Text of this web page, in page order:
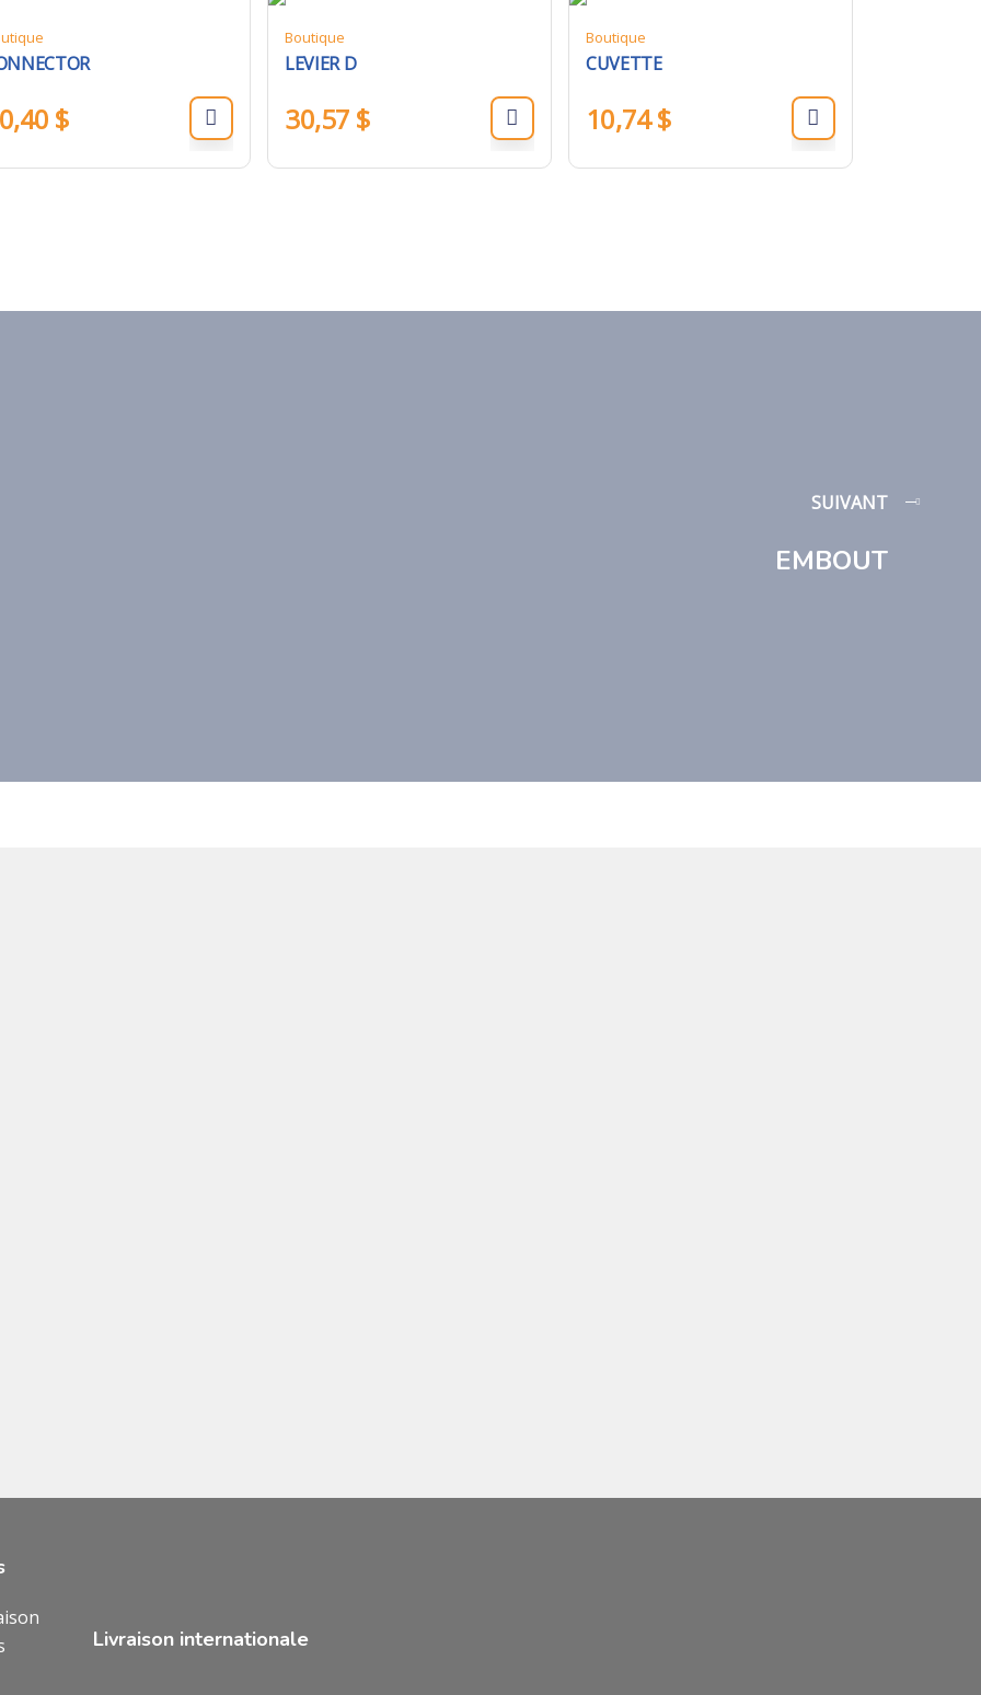
$
Boutique
LEVIER D
30,57 $
Boutique
CUVETTE
10,74$
SUIVANT
EMBOUT
Livraison internationale